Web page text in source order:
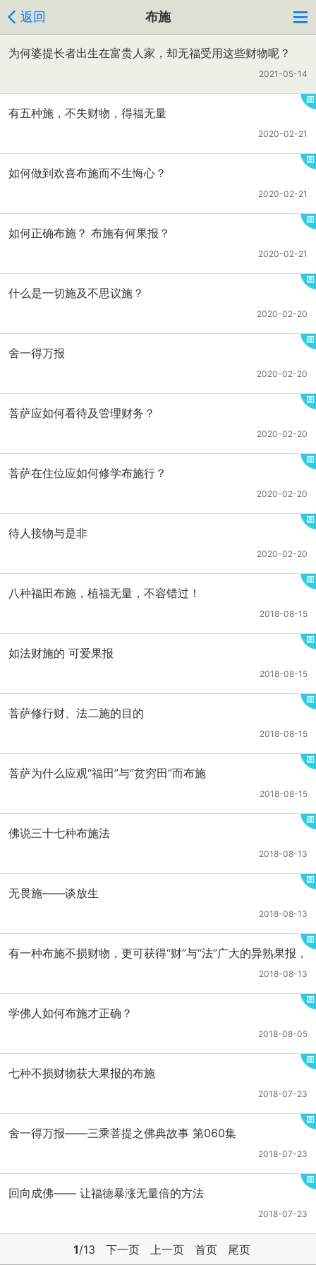
返回 布施
为何婆提长者出生在富贵人家，却无福受用这些财物呢？
2021-05-14
有五种施，不失财物，得福无量
2020-02-21
如何做到欢喜布施而不生悔心？
2020-02-21
如何正确布施？ 布施有何果报？
2020-02-21
什么是一切施及不思议施？
2020-02-20
舍一得万报
2020-02-20
菩萨应如何看待及管理财务？
2020-02-20
菩萨在住位应如何修学布施行？
2020-02-20
待人接物与是非
2020-02-20
八种福田布施，植福无量，不容错过！
2018-08-15
如法财施的 可爱果报
2018-08-15
菩萨修行财、法二施的目的
2018-08-15
菩萨为什么应观“福田”与“贫穷田”而布施
2018-08-15
佛说三十七种布施法
2018-08-13
无畏施——谈放生
2018-08-13
有一种布施不损财物，更可获得“财”与“法”广大的异熟果报，
2018-08-13
学佛人如何布施才正确？
2018-08-05
七种不损财物获大果报的布施
2018-07-23
舍一得万报——三乘菩提之佛典故事 第060集
2018-07-23
回向成佛—— 让福德暴涨无量倍的方法
2018-07-23
1/13 下一页 上一页 首页 尾页